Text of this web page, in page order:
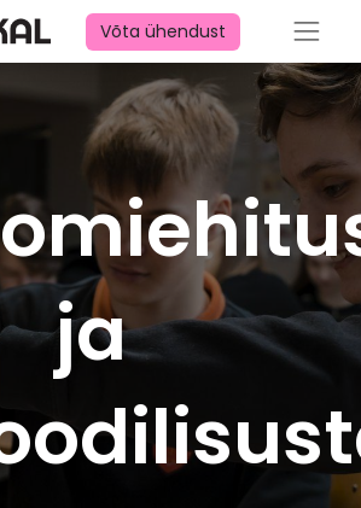
Võta ühendust
ja